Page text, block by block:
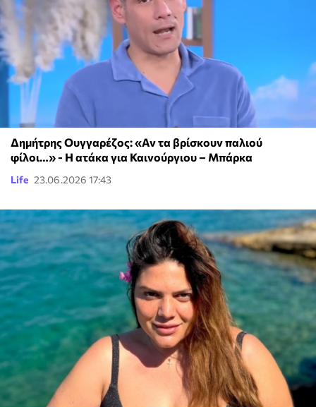
Δημήτρης Ουγγαρέζος: «Αν τα βρίσκουν παλιού
φίλοι…» - Η ατάκα για Καινούργιου – Μπάρκα
Life 23.06.2026 17:43